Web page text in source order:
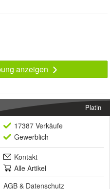
anzeigen
Platin
17387 Verkäufe
Gewerblich
Kontakt
Alle Artikel
AGB & Datenschutz